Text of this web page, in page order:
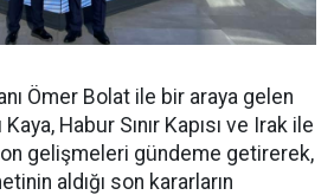
Ömer Bolat ile bir araya gelen
Habur Sınır Kapısı ve Irak ile
gelişmeleri gündeme getirerek,
aldığı son kararların